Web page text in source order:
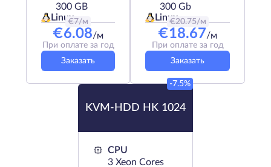
300 GB
Linux
€7/м
€6.08/м
При оплате за год
Заказать
300 Gb
Linux
€20.75/м
€18.67/м
При оплате за год
Заказать
KVM-HDD HK 1024
-7.5%
CPU
3 Xeon Cores